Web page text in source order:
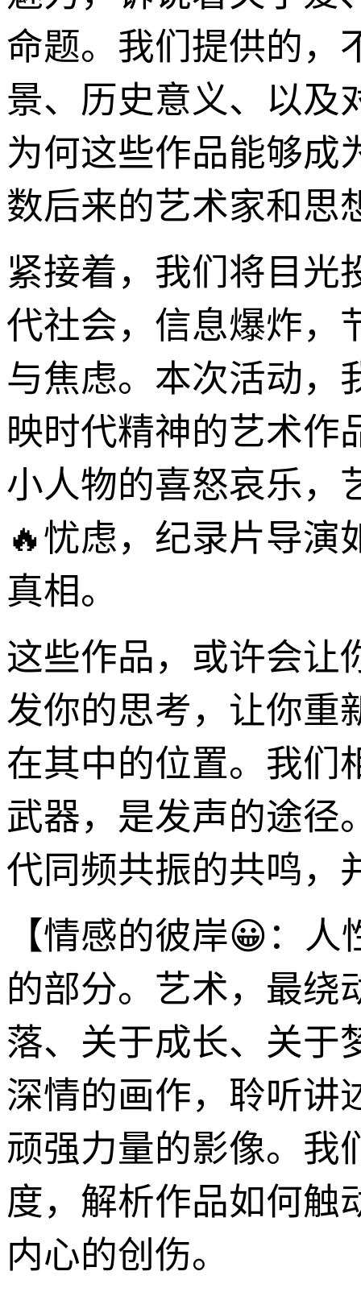
命题。我们提供的，
景、历史意义、以及
为何这些作品能够成
数后来的艺术家和思
紧接着，我们将目光
代社会，信息爆炸，
与焦虑。本次活动，
映时代精神的艺术作
小人物的喜怒哀乐，
🔥忧虑，纪录片导演
真相。
这些作品，或许会让
发你的思考，让你重
在其中的位置。我们
武器，是发声的途径
代同频共振的共鸣，
【情感的彼岸😀：
的部分。艺术，最绕
落、关于成长、关于
深情的画作，聆听讲
顽强力量的影像。我
度，解析作品如何触
内心的创伤。